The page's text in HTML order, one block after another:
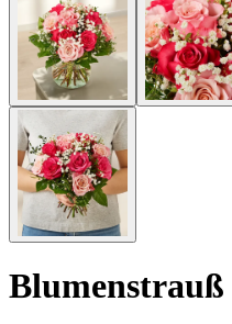
Blumenstrauß